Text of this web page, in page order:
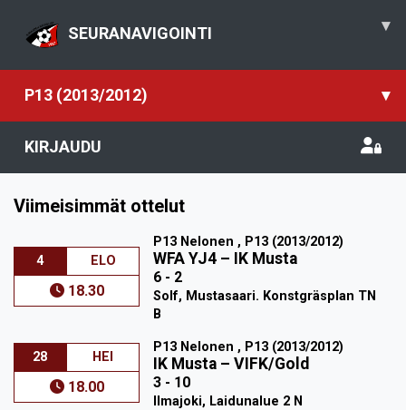
SEURANAVIGOINTI ▾
P13 (2013/2012) ▾
KIRJAUDU
Viimeisimmät ottelut
4 ELO
18.30
P13 Nelonen , P13 (2013/2012)
WFA YJ4 – IK Musta
6 - 2
Solf, Mustasaari. Konstgräsplan TN
B
28 HEI
18.00
P13 Nelonen , P13 (2013/2012)
IK Musta –VIFK/Gold
3 - 10
Ilmajoki, Laidunalue 2 N